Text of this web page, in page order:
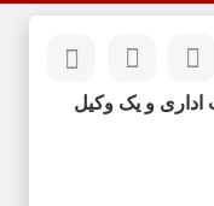
و یک وکیل